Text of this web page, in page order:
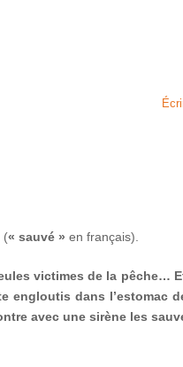
(« sauvé » en français).
victimes de la pêche…
engloutis dans l’estomac
avec une sirène les